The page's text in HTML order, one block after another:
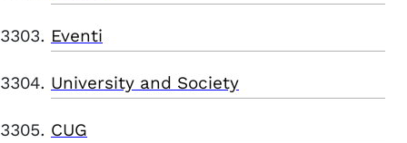
Eventi
University and Society
CUG